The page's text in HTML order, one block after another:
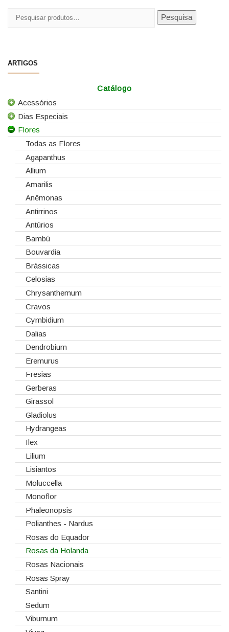
Pesquisar
Pesquisa
ARTIGOS
Catálogo
Acessórios
Todos os Acessórios
Alfinetes
Arames
Caixas e Sacos
Cartões e Etiquetas
Cola Fria
Corantes
Embalagens
Esponjas
Estruturas
Fitas
Gaiolas
Lanternas
Madeiras
Spray
Tabuleiros/Bases
Telas/Tecidos
Vidros
Dias Especiais
25 de Abril
Casamentos
Dia da Mãe
Dia da Mulher
Dia de Todos os Santos (1 de Novembro)
Dia dos Namorados
Natal
Flores
Todas as Flores
Agapanthus
Allium
Amarilis
Anêmonas
Antirrinos
Antúrios
Bambú
Bouvardia
Brássicas
Celosias
Chrysanthemum
Cravos
Cymbidium
Dalias
Dendrobium
Eremurus
Fresias
Gerberas
Girassol
Gladiolus
Hydrangeas
Ilex
Lilium
Lisiantos
Moluccella
Monoflor
Phaleonopsis
Polianthes - Nardus
Rosas do Equador
Rosas da Holanda
Rosas Nacionais
Rosas Spray
Santini
Sedum
Viburnum